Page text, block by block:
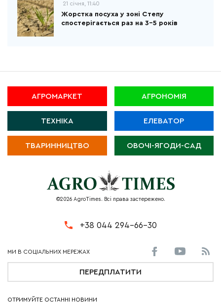
21 січня, 11:40
Жорстка посуха у зоні Степу
спостерігається раз на 3-5 років
АГРОМАРКЕТ АГРОНОМІЯ
ТЕХНІКА ЕЛЕВАТОР
ТВАРИННИЦТВО ОВОЧІ-ЯГОДИ-САД
©2026 AgroTimes. Всі права застережено.
+38 044 294-66-30
ПЕРЕДПЛАТИТИ
ОТРИМУЙТЕ ОСТАННІ НОВИНИ